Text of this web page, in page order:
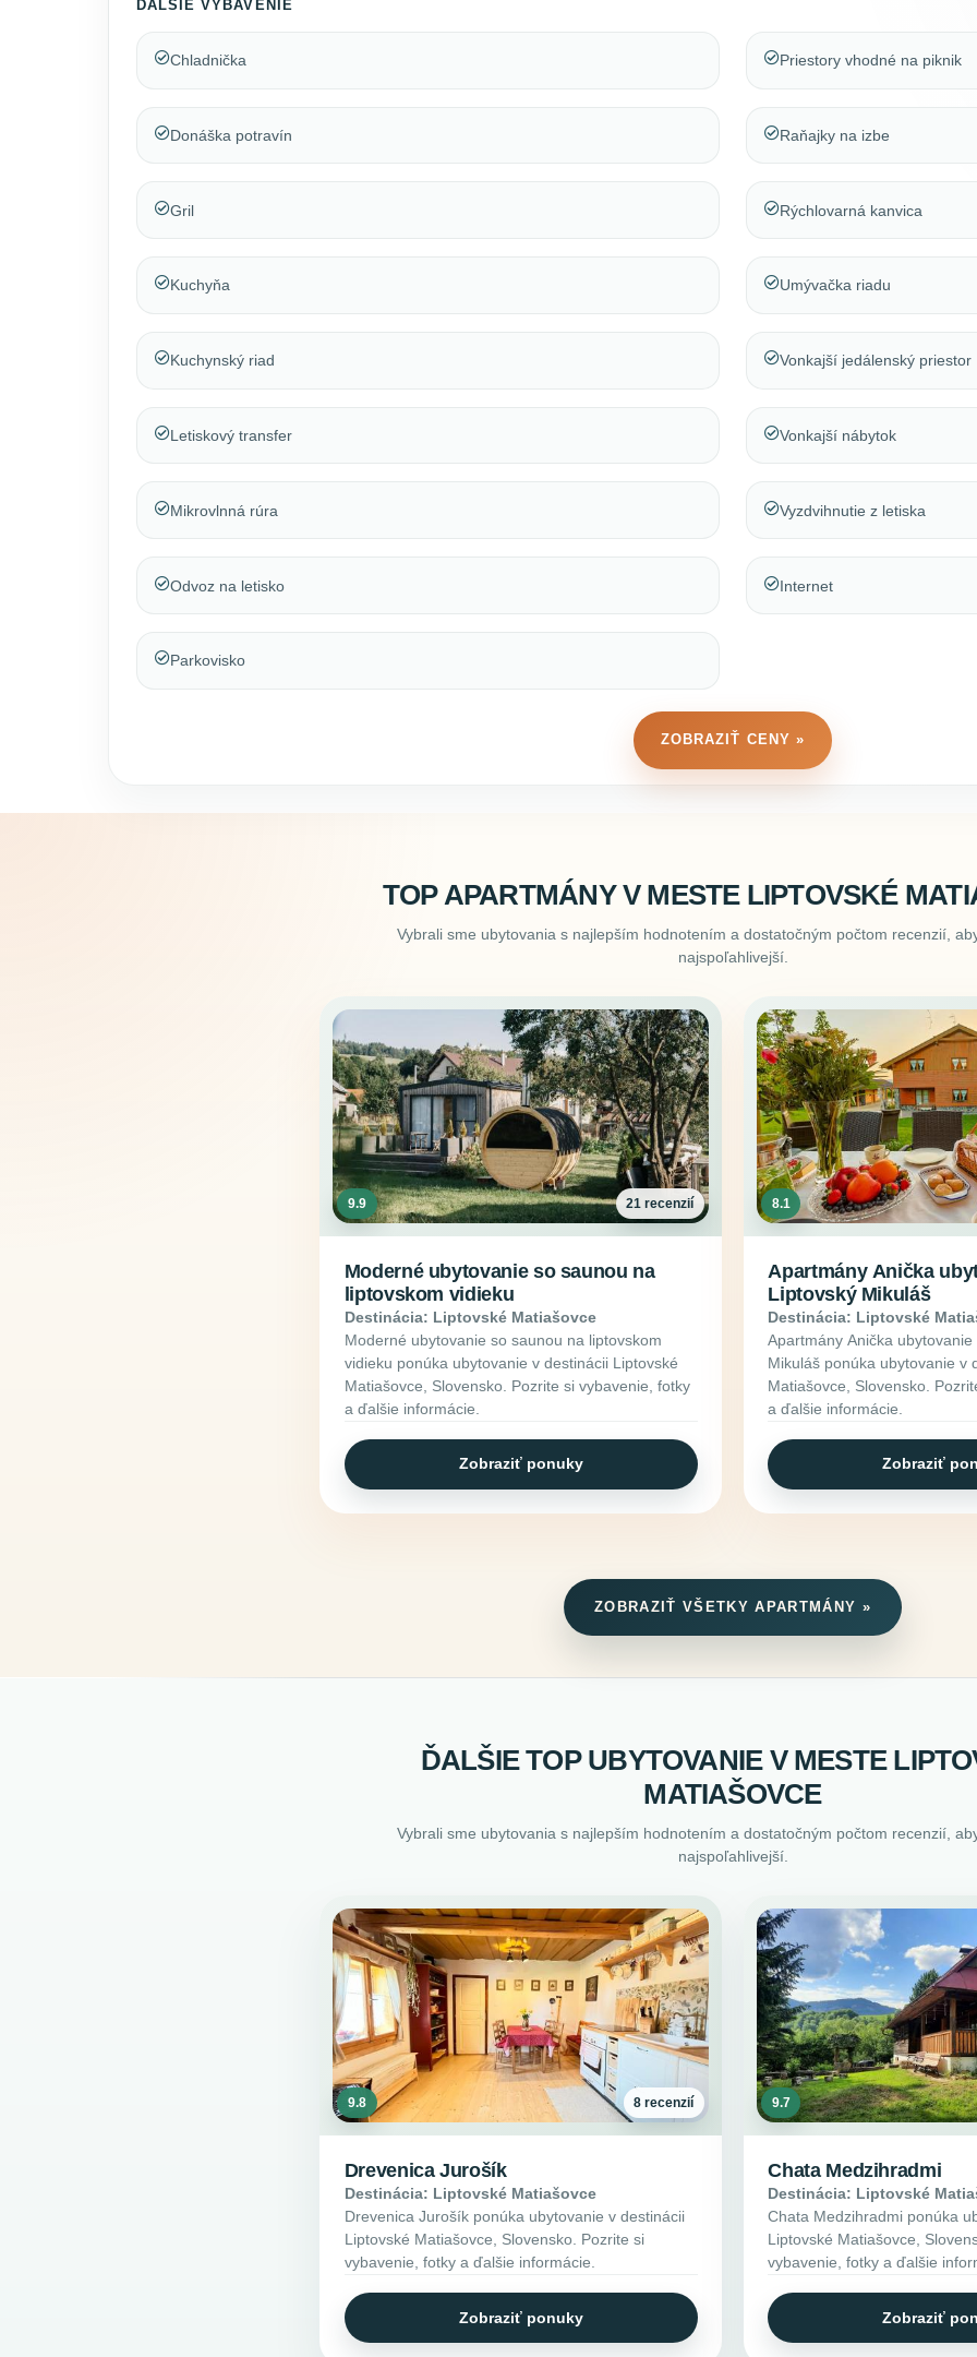
ĎALŠIE VYBAVENIE
Chladnička
Donáška potravín
Gril
Kuchyňa
Kuchynský riad
Letiskový transfer
Mikrovlnná rúra
Odvoz na letisko
Parkovisko
Priestory vhodné na piknik
Raňajky na izbe
Rýchlovarná kanvica
Umývačka riadu
Vonkajší jedálenský priestor
Vonkajší nábytok
Vyzdvihnutie z letiska
Internet
ZOBRAZIŤ CENY »
TOP APARTMÁNY V MESTE LIPTOVSKÉ
Vybrali sme ubytovania s najlepším hodnotením a dostatočným počtom recenzií,
najspoľahlivejší.
9.9 21 recenzií
Moderné ubytovanie so saunou na
liptovskom vidieku
Destinácia: Liptovské Matiašovce
Moderné ubytovanie so saunou na liptovskom
vidieku ponúka ubytovanie v destinácii Liptovské
Matiašovce, Slovensko. Pozrite si vybavenie, fotky
a ďalšie informácie.
Zobraziť ponuky
8.1
Apartmány Anička
Liptovský Mikuláš
Destinácia: Liptovské
Apartmány Anička
Mikuláš ponúka ubytovanie v
Matiašovce, Slovensko.
a ďalšie informácie.
Zobraziť
ZOBRAZIŤ VŠETKY APARTMÁNY »
ĎALŠIE TOP UBYTOVANIE V MESTE
MATIAŠOVCE
Vybrali sme ubytovania s najlepším hodnotením a dostatočným počtom recenzií,
najspoľahlivejší.
9.8 8 recenzií
Drevenica Jurošík
Destinácia: Liptovské Matiašovce
Drevenica Jurošík ponúka ubytovanie v destinácii
Liptovské Matiašovce, Slovensko. Pozrite si
vybavenie, fotky a ďalšie informácie.
Zobraziť ponuky
9.7
Chata Medzihradmi
Destinácia: Liptovské
Chata Medzihradmi ponúka
Liptovské Matiašovce,
vybavenie, fotky a ďalšie
Zobraziť